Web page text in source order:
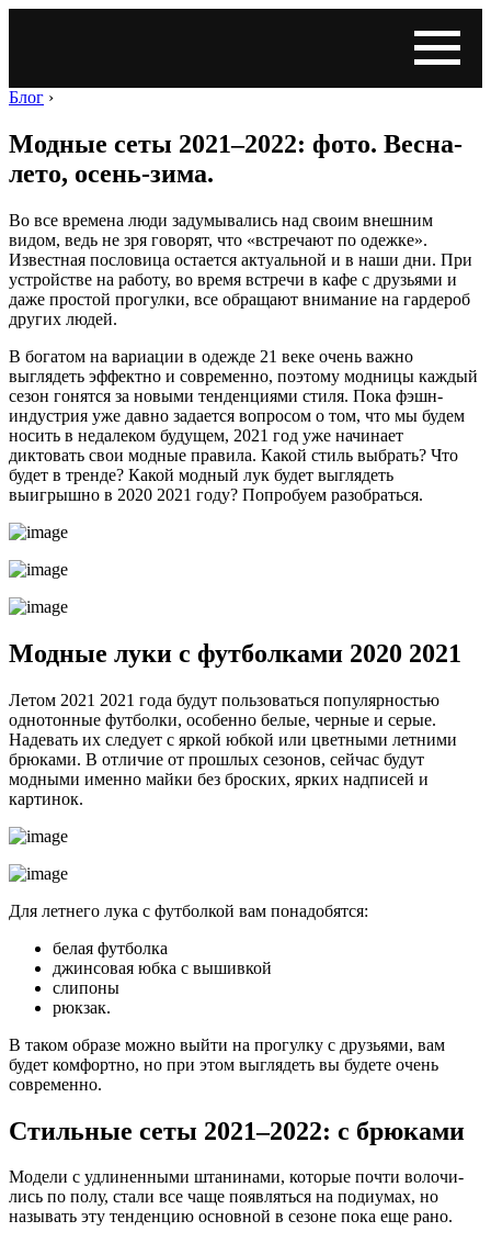
Блог ›
Модные сеты 2021–2022: фото. Весна-
лето, осень-зима.
Во все времена люди задумывались над своим внешним
видом, ведь не зря говорят, что «встречают по одежке».
Известная пословица остается актуальной и в наши дни. При
устройстве на работу, во время встречи в кафе с друзьями и
даже простой прогулки, все обращают внимание на гардероб
других людей.
В богатом на вариации в одежде 21 веке очень важно
выглядеть эффектно и современно, поэтому модницы каждый
сезон гонятся за новыми тенденциями стиля. Пока фэшн-
индустрия уже давно задается вопросом о том, что мы будем
носить в недалеком будущем, 2021 год уже начинает
диктовать свои модные правила. Какой стиль выбрать? Что
будет в тренде? Какой модный лук будет выглядеть
выигрышно в 2020 2021 году? Попробуем разобраться.
Модные луки с футболками 2020 2021
Летом 2021 2021 года будут пользоваться популярностью
однотонные футболки, особенно белые, черные и серые.
Надевать их следует с яркой юбкой или цветными летними
брюками. В отличие от прошлых сезонов, сейчас будут
модными именно майки без броских, ярких надписей и
картинок.
Для летнего лука с футболкой вам понадобятся:
белая футболка
джинсовая юбка с вышивкой
слипоны
рюкзак.
В таком образе можно выйти на прогулку с друзьями, вам
будет комфортно, но при этом выглядеть вы будете очень
современно.
Стильные сеты 2021–2022: с брюками
Моде­ли с удли­нен­ны­ми шта­ни­на­ми, кото­рые почти воло­чи­
лись по полу, ста­ли все чаще появ­лять­ся на поди­у­мах, но
назы­вать эту тен­ден­цию основ­ной в сезоне пока еще рано.